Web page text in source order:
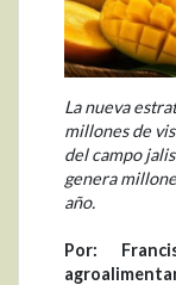
La nueva
millones de
del campo
genera
año.
Por:
a